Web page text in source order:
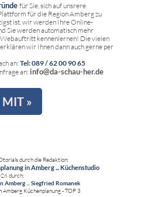
für Sie, sich auf unsrere
für die Region Amberg zu
ist, wir werden Ihre Online-
Sie werden automatisch mehr
kennenlernen! Die vielen
wir Ihnen dann auch gerne per
an: Tel: 089 / 62 00 90 65
an: info@da-schau-her.de
MIT »
durch die Redaktion:
in Amberg ... Küchenstudio
durch:
Amberg ... Siegfried Romanek
Amberg Küchenplanung - TOP 3